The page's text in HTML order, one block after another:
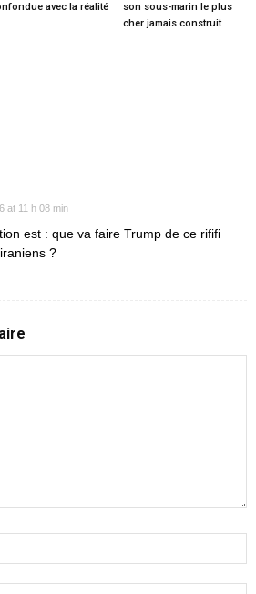
avec la réalité
son sous-marin le plus
cher jamais construit
at 11 h 08 min
est : que va faire Trump de ce rififi
?